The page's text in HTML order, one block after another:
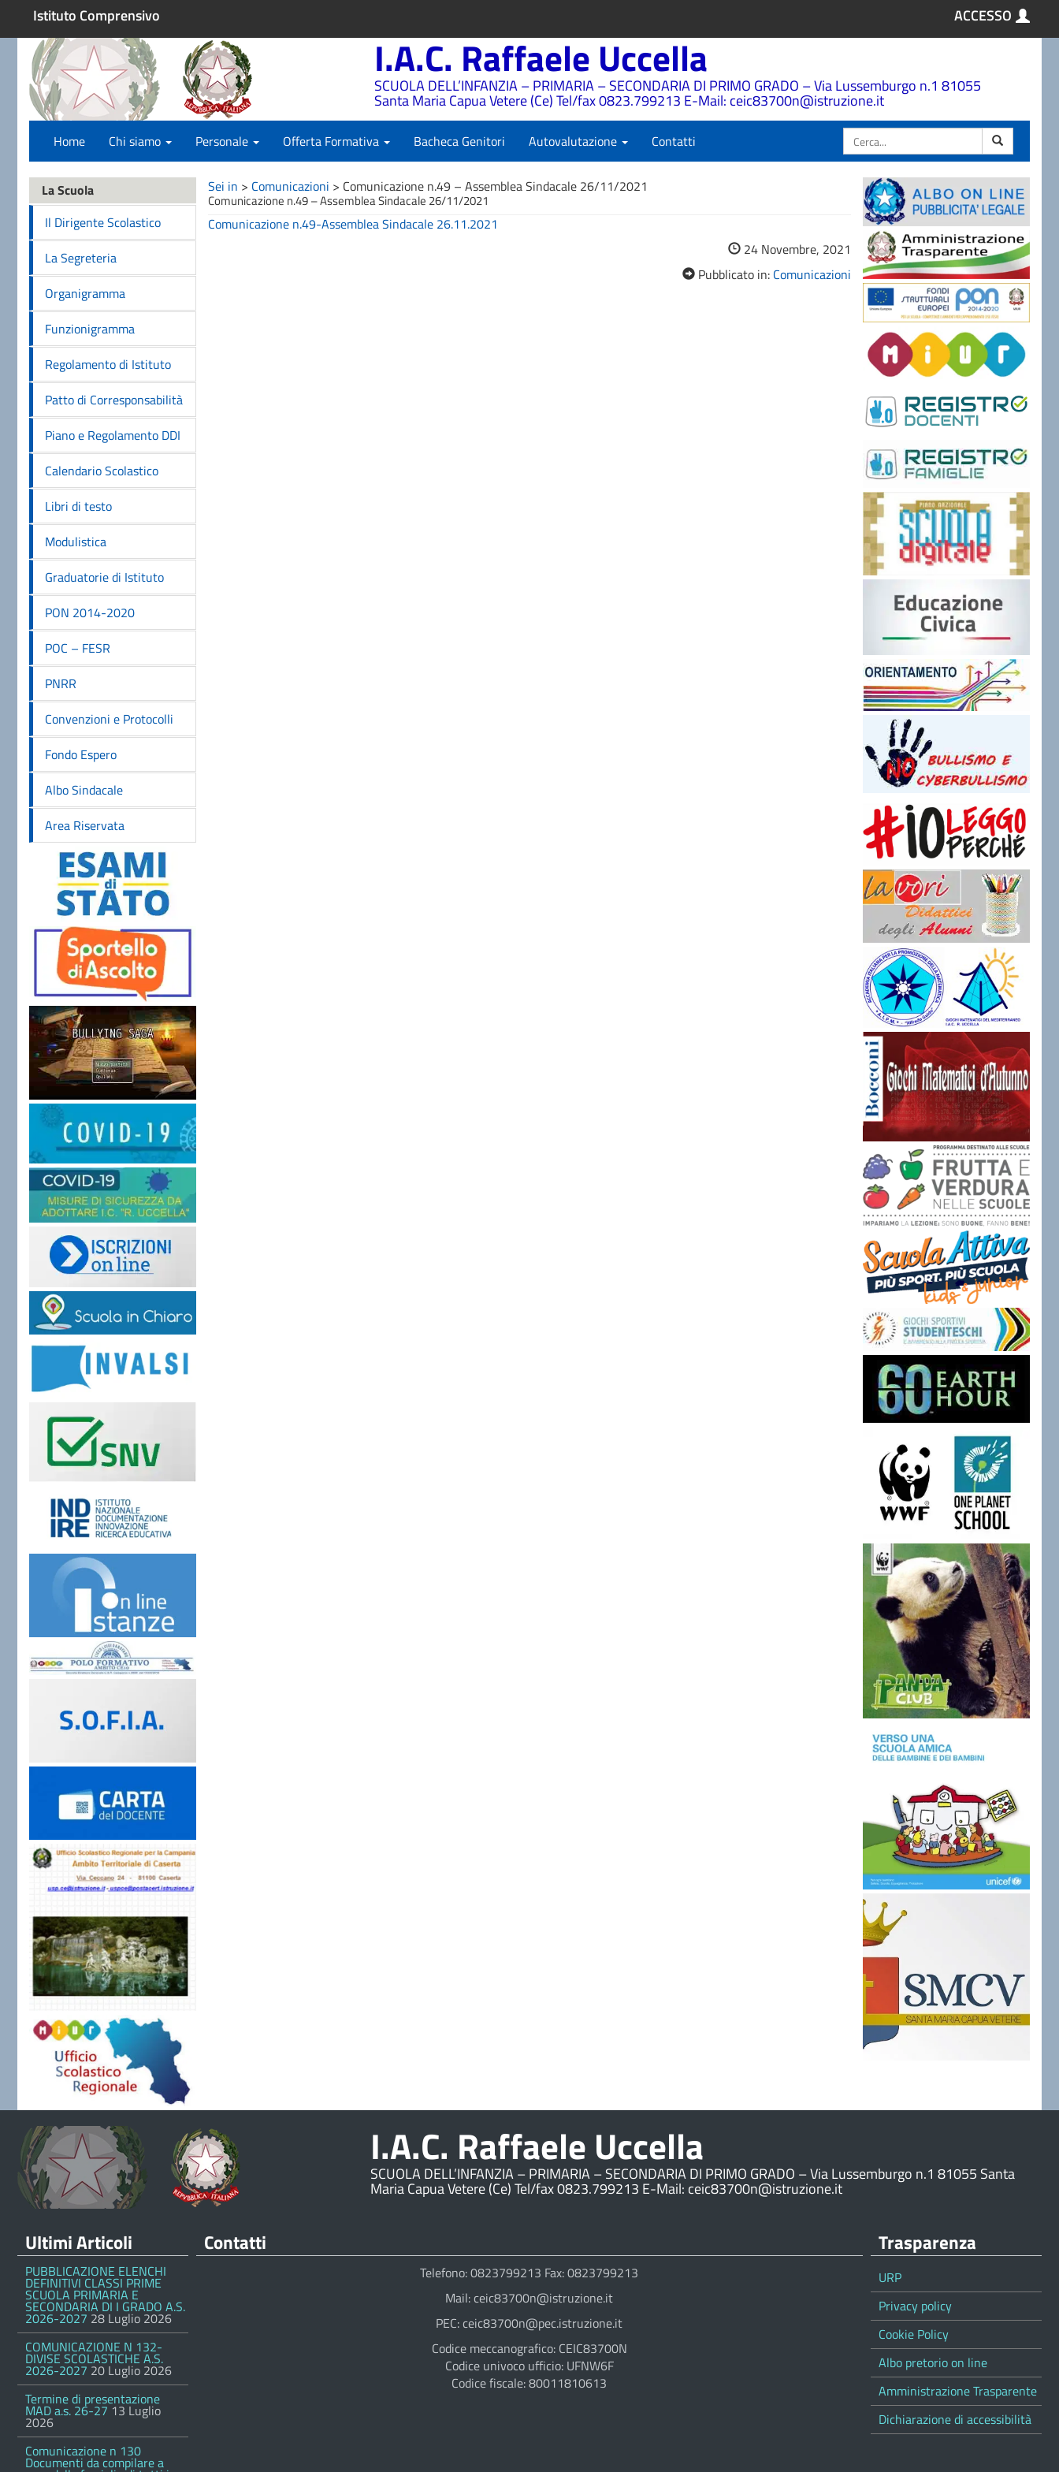
Istituto Comprensivo ACCESSO
I.A.C. Raffaele Uccella
SCUOLA DELL’INFANZIA – PRIMARIA – SECONDARIA DI PRIMO GRADO – Via Lussemburgo n.1 81055
Santa Maria Capua Vetere (Ce) Tel/fax 0823.799213 E-Mail: ceic83700n@istruzione.it
Cerca
Home Chi siamo Personale Offerta Formativa Bacheca Genitori Autovalutazione Contatti
La Scuola
Il Dirigente Scolastico
La Segreteria
Organigramma
Funzionigramma
Regolamento di Istituto
Patto di Corresponsabilità
Piano e Regolamento DDI
Calendario Scolastico
Libri di testo
Modulistica
Graduatorie di Istituto
PON 2014-2020
POC – FESR
PNRR
Convenzioni e Protocolli
Fondo Espero
Albo Sindacale
Area Riservata
Sei in > Comunicazioni > Comunicazione n.49 – Assemblea Sindacale 26/11/2021
Comunicazione n.49 – Assemblea Sindacale 26/11/2021
Comunicazione n.49-Assemblea Sindacale 26.11.2021
24 Novembre, 2021
Pubblicato in: Comunicazioni
I.A.C. Raffaele Uccella
SCUOLA DELL’INFANZIA – PRIMARIA – SECONDARIA DI PRIMO GRADO – Via Lussemburgo n.1 81055 Santa
Maria Capua Vetere (Ce) Tel/fax 0823.799213 E-Mail: ceic83700n@istruzione.it
Ultimi Articoli
PUBBLICAZIONE ELENCHI
DEFINITIVI CLASSI PRIME
SCUOLA PRIMARIA E
SECONDARIA DI I GRADO A.S.
2026-2027 28 Luglio 2026
COMUNICAZIONE N 132-
DIVISE SCOLASTICHE A.S.
2026-2027 20 Luglio 2026
Termine di presentazione
MAD a.s. 26-27 13 Luglio
2026
Comunicazione n 130
Documenti da compilare a
Contatti
Telefono: 0823799213 Fax: 0823799213
Mail: ceic83700n@istruzione.it
PEC: ceic83700n@pec.istruzione.it
Codice meccanografico: CEIC83700N
Codice univoco ufficio: UFNW6F
Codice fiscale: 80011810613
Trasparenza
URP
Privacy policy
Cookie Policy
Albo pretorio on line
Amministrazione Trasparente
Dichiarazione di accessibilità